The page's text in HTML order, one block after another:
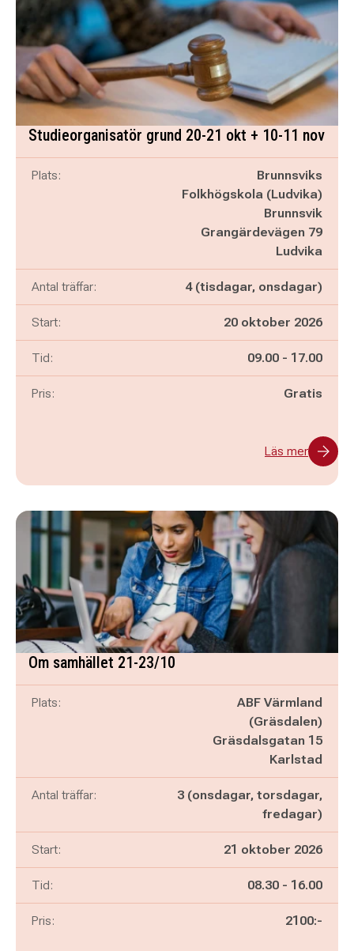
Studieorganisatör grund 20-21 okt + 10-11 nov
Plats:
Brunnsviks
Folkhögskola (Ludvika)
Brunnsvik
Grangärdevägen 79
Ludvika
Antal träffar: 4 (tisdagar, onsdagar)
Start: 20 oktober 2026
Tid: Pågår mellan
09.00 - och
17.00
Pris: Gratis
Läs mer
Om samhället 21-23/10
Plats:
ABF Värmland
(Gräsdalen)
Gräsdalsgatan 15
Karlstad
Antal träffar:
3 (onsdagar, torsdagar,
fredagar)
Start: 21 oktober 2026
Tid: Pågår mellan
08.30 - och
16.00
Pris: 2100:-